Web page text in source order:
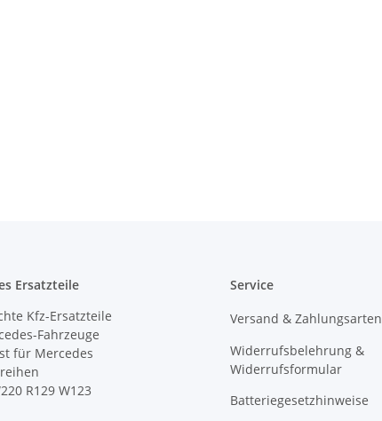
Ersatzteile
Kfz-Ersatzteile
Fahrzeuge
für Mercedes
R129 W123
Service
Versand & Zahlungsarten
Widerrufsbelehrung &
Widerrufsformular
Batteriegesetzhinweise